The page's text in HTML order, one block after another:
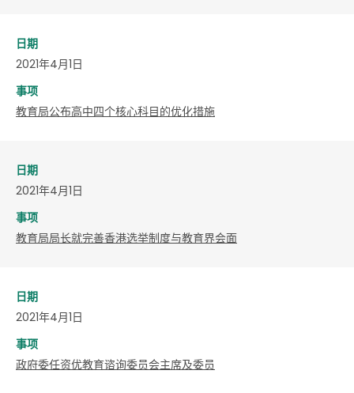
日期
2021年4月1日
事项
教育局公布高中四个核心科目的优化措施
日期
2021年4月1日
事项
教育局局长就完善香港选举制度与教育界会面
日期
2021年4月1日
事项
政府委任资优教育谘询委员会主席及委员